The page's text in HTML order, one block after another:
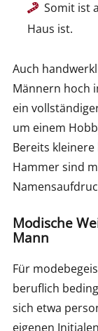
Somit ist
Haus ist.
Auch
Männern hoch
ein
um einem
Bereits
Hammer sind
Modische
Mann
Für
beruflich
sich etwa
eigenen